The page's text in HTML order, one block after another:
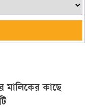
মালিকের কাছে